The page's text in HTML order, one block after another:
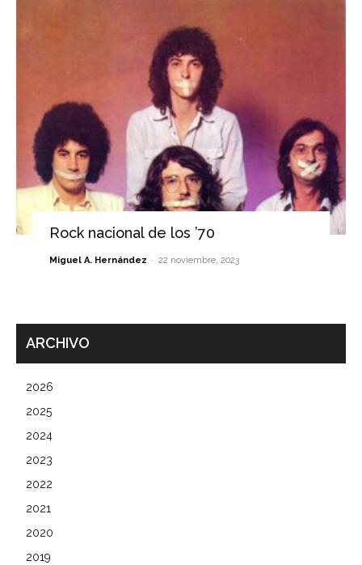
Rock nacional de los ’70
Miguel A. Hernández - 22 noviembre, 2023
ARCHIVO
2026
2025
2024
2023
2022
2021
2020
2019